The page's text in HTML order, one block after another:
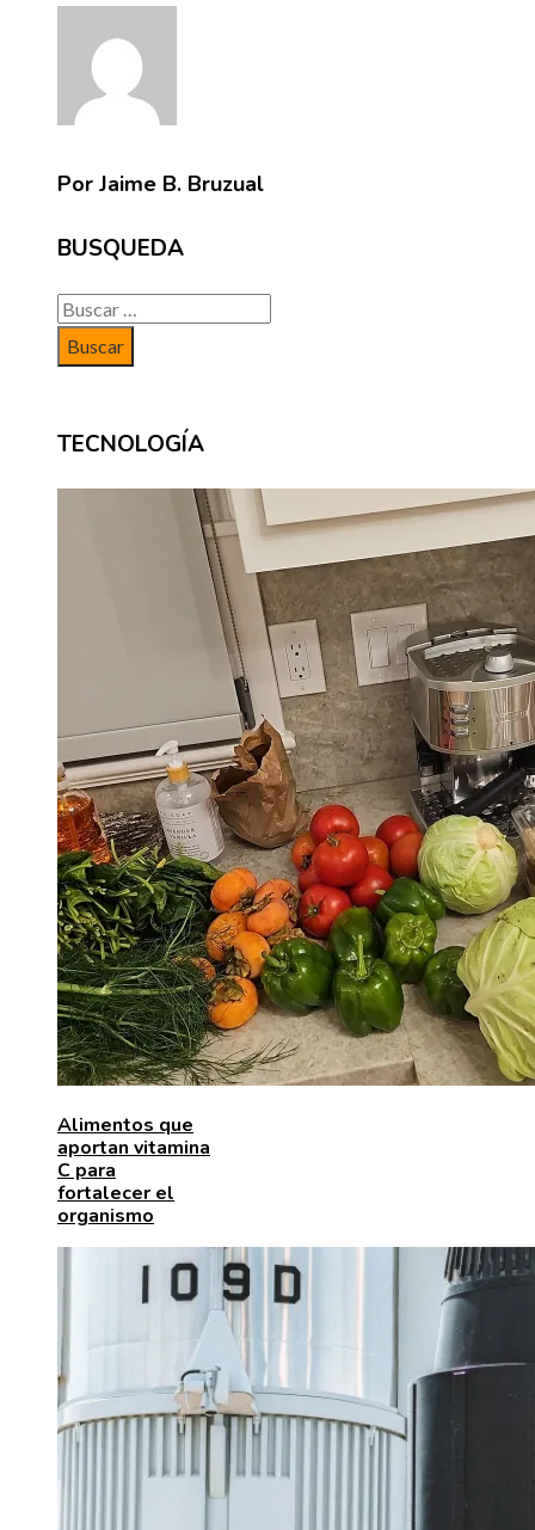
Por Jaime B. Bruzual
BUSQUEDA
Buscar:
TECNOLOGÍA
Alimentos que
aportan vitamina
C para
fortalecer el
organismo